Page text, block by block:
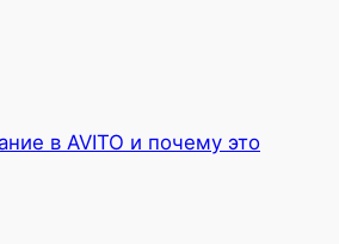
в AVITO и почему это